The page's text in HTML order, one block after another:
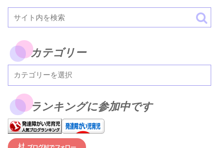
カテゴリー
ランキングに参加中です